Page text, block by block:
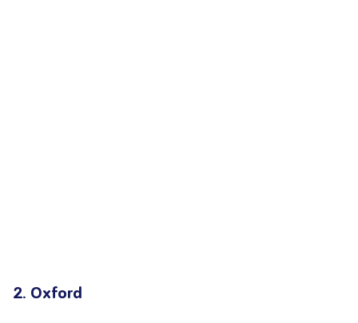
2. Oxford